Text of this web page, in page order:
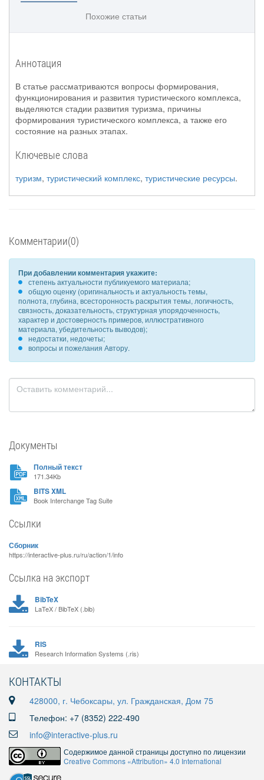
Похожие статьи
Аннотация
В статье рассматриваются вопросы формирования,
функционирования и развития туристического комплекса,
выделяются стадии развития туризма, причины
формирования туристического комплекса, а также его
состояние на разных этапах.
Ключевые слова
туризм, туристический комплекс, туристические ресурсы.
Комментарии(0)
При добавлении комментария укажите:
степень актуальности публикуемого материала;
общую оценку (оригинальность и актуальность темы,
полнота, глубина, всесторонность раскрытия темы, логичность,
связность, доказательность, структурная упорядоченность,
характер и достоверность примеров, иллюстративного
материала, убедительность выводов);
недостатки, недочеты;
вопросы и пожелания Автору.
Документы
Полный текст
171.34Kb
BITS XML
Book Interchange Tag Suite
Ссылки
Сборник
https://interactive-plus.ru/ru/action/1/info
Ссылка на экспорт
BibTeX
LaTeX / BibTeX (.bib)
RIS
Research Information Systems (.ris)
КОНТАКТЫ
428000, г. Чебоксары, ул. Гражданская, Дом 75
Телефон: +7 (8352) 222-490
info@interactive-plus.ru
Содержимое данной страницы доступно по лицензии
Creative Commons «Attribution» 4.0 International